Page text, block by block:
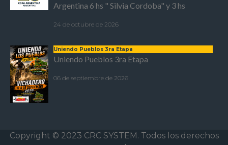
Argentina 6 hs " Silvia Cordoba" y 3 hs
24 de octubre de 2026
Uniendo Pueblos 3ra Etapa
Uniendo Pueblos 3ra Etapa
06 de septiembre de 2026
Copyright © 2023 CRC SYSTEM. Todos los derechos